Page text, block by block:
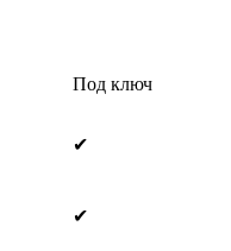
Под ключ
✔
✔